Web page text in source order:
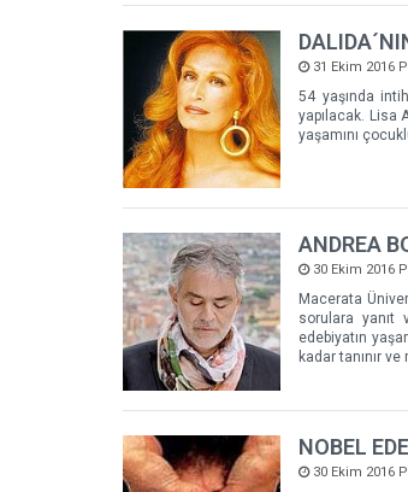
31 Ekim 2016
54 yaşında
yapılacak. Lisa
yaşamını
ANDREA
30 Ekim 2016
Macerata
sorulara yanıt
edebiyatın
kadar tanınır
NOBEL
30 Ekim 2016